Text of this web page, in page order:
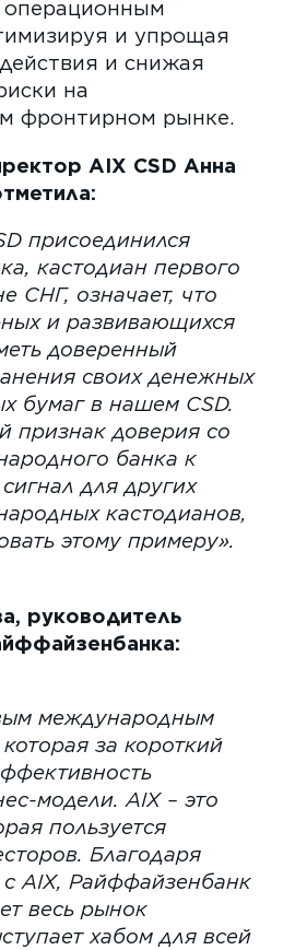
и упрощая
и снижая
на
фронтирном рынке.
AIX CSD Анна
присоединился
, кастодиан первого
СНГ, означает, что
и развивающихся
доверенный
своих денежных
бумаг в нашем CSD.
признак доверия со
банкак
для других
кастодианов,
этому примеру».
руководитель
международным
которая за короткий
модели.AIX– это
пользуется
Благодаря
сAIX, Райффайзенбанк
весь рынок
хабом для всей